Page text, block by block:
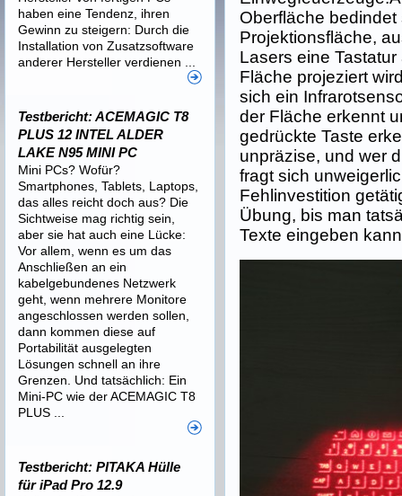
Oberfläche
Projektionsfläche,
Lasers eine
Fläche projeziert
sich ein
der Fläche erkennt
gedrückte Taste
unpräzise, und wer
fragt sich
Fehlinvestition
Übung, bis man
Texte eingeben
haben eine Tendenz, ihren
Gewinn zu steigern: Durch die
Installation von Zusatzsoftware
anderer Hersteller verdienen ...
Testbericht: ACEMAGIC T8
PLUS 12 INTEL ALDER
LAKE N95 MINI PC
Mini PCs? Wofür?
Smartphones, Tablets, Laptops,
das alles reicht doch aus? Die
Sichtweise mag richtig sein,
aber sie hat auch eine Lücke:
Vor allem, wenn es um das
Anschließen an ein
kabelgebundenes Netzwerk
geht, wenn mehrere Monitore
angeschlossen werden sollen,
dann kommen diese auf
Portabilität ausgelegten
Lösungen schnell an ihre
Grenzen. Und tatsächlich: Ein
Mini-PC wie der ACEMAGIC T8
PLUS ...
Testbericht: PITAKA Hülle
für iPad Pro 12.9